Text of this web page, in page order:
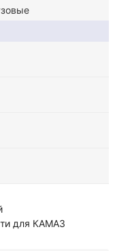
для КАМАЗ